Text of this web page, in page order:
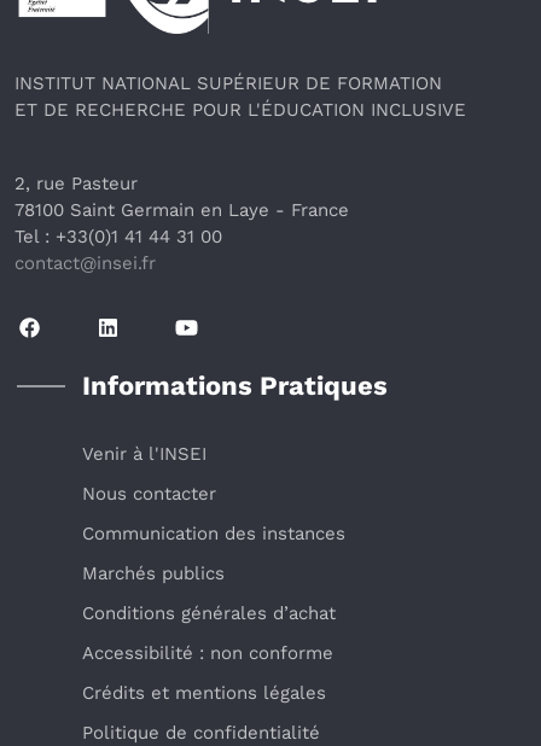
INSTITUT NATIONAL SUPÉRIEUR DE FORMATION
ET DE RECHERCHE POUR L'ÉDUCATION INCLUSIVE
2, rue Pasteur
78100 Saint Germain en Laye - France
Tel : +33(0)1 41 44 31 00
contact@insei.fr
Informations Pratiques
Venir à l'INSEI
Nous contacter
Communication des instances
Marchés publics
Conditions générales d’achat
Accessibilité : non conforme
Crédits et mentions légales
Politique de confidentialité